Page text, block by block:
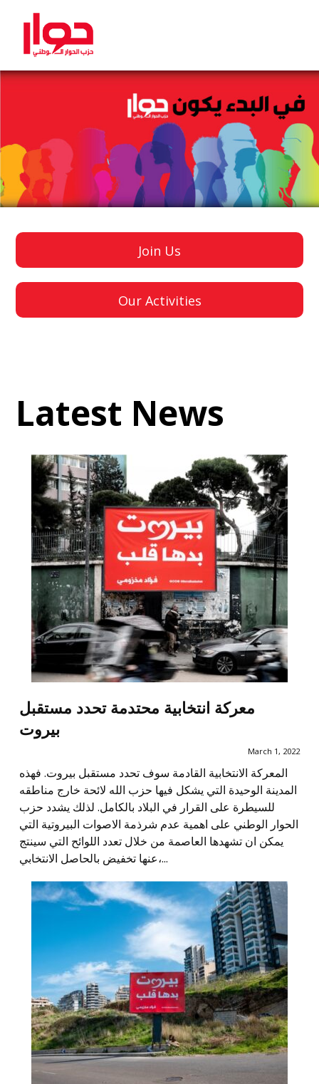
Join Us
Our Activities
Latest News
معركة انتخابية محتدمة تحدد مستقبل
بيروت
March 1, 2022
المعركة الانتخابية القادمة سوف تحدد مستقبل بيروت. فهذه
المدينة الوحيدة التي يشكل فيها حزب الله لائحة خارج مناطقه
للسيطرة على القرار في البلاد بالكامل. لذلك يشدد حزب
الحوار الوطني على اهمية عدم شرذمة الاصوات البيروتية التي
يمكن ان تشهدها العاصمة من خلال تعدد اللوائح التي سينتج
عنها تخفيض بالحاصل الانتخابي،...